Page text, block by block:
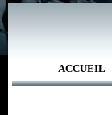
ACCUEIL